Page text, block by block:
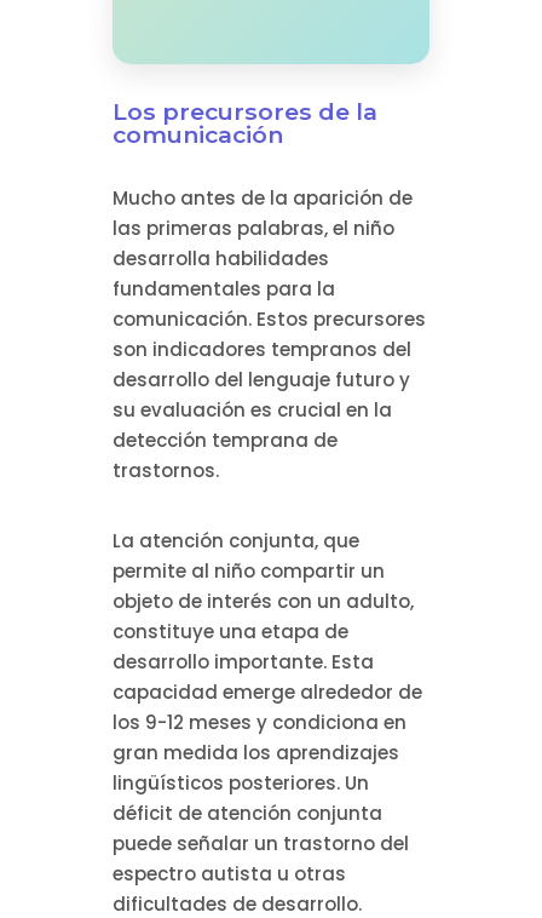
Los precursores de la
comunicación
Mucho antes de la aparición de
las primeras palabras, el niño
desarrolla habilidades
fundamentales para la
comunicación. Estos precursores
son indicadores tempranos del
desarrollo del lenguaje futuro y
su evaluación es crucial en la
detección temprana de
trastornos.
La atención conjunta, que
permite al niño compartir un
objeto de interés con un adulto,
constituye una etapa de
desarrollo importante. Esta
capacidad emerge alrededor de
los 9-12 meses y condiciona en
gran medida los aprendizajes
lingüísticos posteriores. Un
déficit de atención conjunta
puede señalar un trastorno del
espectro autista u otras
dificultades de desarrollo.